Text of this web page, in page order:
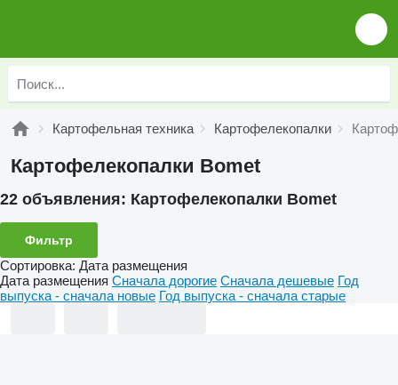
Картофельная техника Картофелекопалки
Картофелекопалки Bomet
22 объявления: Картофелекопалки Bomet
Фильтр
Сортировка: Дата размещения
Дата размещения Сначала дорогие Сначала дешевые Год
выпуска - сначала новые Год выпуска - сначала старые